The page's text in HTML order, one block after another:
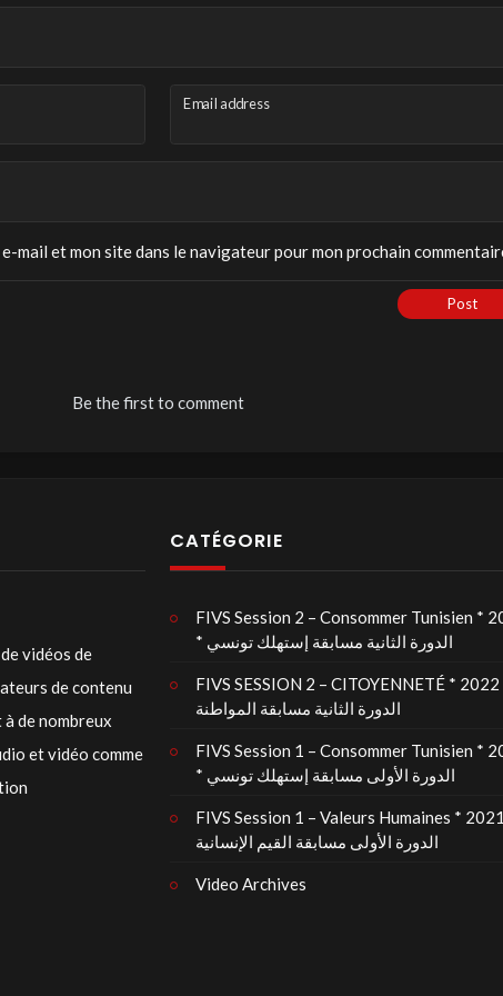
Email address
mail et mon site dans le navigateur pour mon prochain
Post
Be the first to comment
vidéos de
de contenu
de nombreux
et vidéo comme
CATÉGORIE
FIVS Session 2 – Consommer Tunisien *
* الدورة الثانية مسابقة إستهلك تونسي
FIVS SESSION 2 – CITOYENNETÉ *
الدورة الثانية مسابقة المواطنة
FIVS Session 1 – Consommer Tunisien *
* الدورة الأولى مسابقة إستهلك تونسي
FIVS Session 1 – Valeurs Humaines *
الدورة الأولى مسابقة القيم الإنسانية
Video Archives